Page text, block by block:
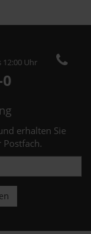
Uhr
erhalten Sie